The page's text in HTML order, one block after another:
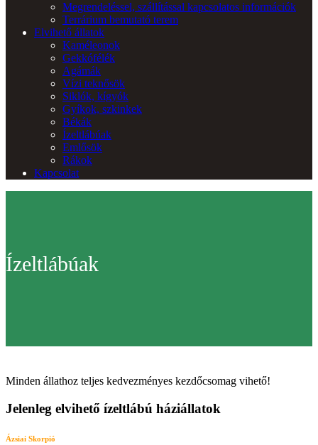
Megrendeléssel, szállítással kapcsolatos információk
Terrárium bemutató terem
Elvihető állatok
Kaméleonok
Gekkófélék
Agámák
Vízi teknősök
Siklók, kígyók
Gyíkok, szkinkek
Békák
Ízeltlábúak
Emlősök
Rákok
Kapcsolat
Ízeltlábúak
Minden állathoz teljes kedvezményes kezdőcsomag vihető!
Jelenleg elvihető ízeltlábú háziállatok
Ázsiai Skorpió